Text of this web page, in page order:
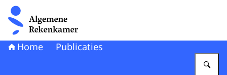
Naar de homepage van Algemene Rekenkamer
Home Publicaties